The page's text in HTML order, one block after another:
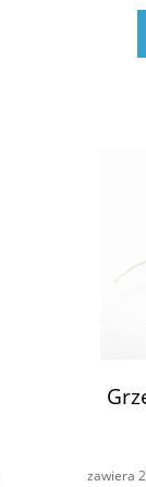
zawiera